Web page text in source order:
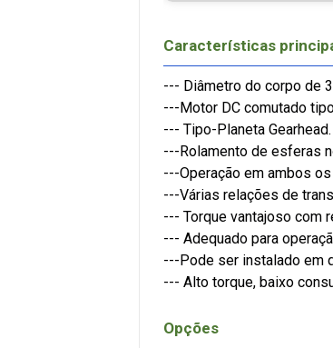
Características
--- Diâmetro do corpo de
---Motor DC comutado
--- Tipo-Planeta Gearhead.
---Rolamento de esferas
---Operação em ambos
---Várias relações de
--- Torque vantajoso com
--- Adequado para
---Pode ser instalado em
--- Alto torque, baixo
Opções